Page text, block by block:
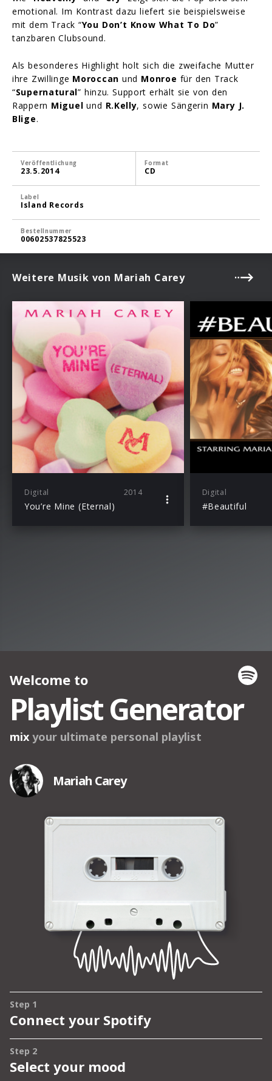
emotional. Im Kontrast dazu liefert sie beispielsweise
mit dem Track “You Don’t Know What To Do”
tanzbaren Clubsound.
Als besonderes Highlight holt sich die zweifache Mutter
ihre Zwillinge Moroccan und Monroe für den Track
“Supernatural” hinzu. Support erhält sie von den
Rappern Miguel und R.Kelly, sowie Sängerin Mary J.
Blige.
Veröffentlichung
23.5.2014
Format
CD
Label
Island Records
Bestellnummer
00602537825523
Weitere Musik von Mariah Carey
Digital 2014
You’re Mine (Eternal)
Digital
#Beautiful